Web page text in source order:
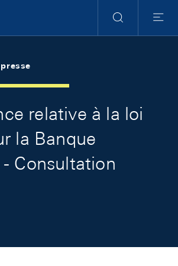
RechercheMenu
relative à la loi
la Banque
Consultation